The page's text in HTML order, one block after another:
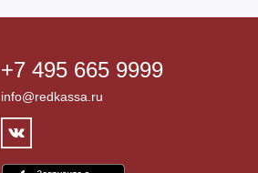
+7 495 665 9999
info@redkassa.ru